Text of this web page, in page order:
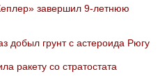
завершил 9-летнюю
добыл грунт с астероида Рюгу
ракету со стратостата